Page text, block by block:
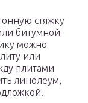
стяжку
битумной
можно
или
плитами
линолеум,